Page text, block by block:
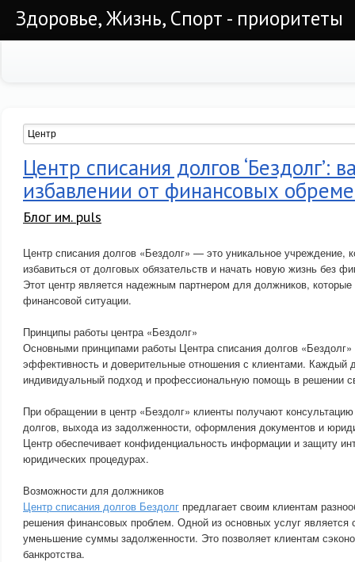
Здоровье, Жизнь, Спорт - приоритеты
Центр списания долгов ‘Бездолг’:
избавлении от финансовых
Блог им. puls
Центр списания долгов «Бездолг» — это уникальное учреждение,
избавиться от долговых обязательств и начать новую жизнь без
Этот центр является надежным партнером для должников, которые
финансовой ситуации.
Принципы работы центра «Бездолг»
Основными принципами работы Центра списания долгов
эффективность и доверительные отношения с клиентами. Каждый
индивидуальный подход и профессиональную помощь в решении
При обращении в центр «Бездолг» клиенты получают
долгов, выхода из задолженности, оформления документов и
Центр обеспечивает конфиденциальность информации и защиту
юридических процедурах.
Возможности для должников
Центр списания долгов Бездолг предлагает своим клиентам
решения финансовых проблем. Одной из основных услуг является
уменьшение суммы задолженности. Это позволяет клиентам
банкротства.